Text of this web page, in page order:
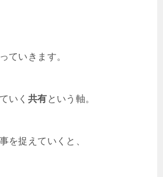
ていきます。
いく 共有という軸。
を捉えていくと、